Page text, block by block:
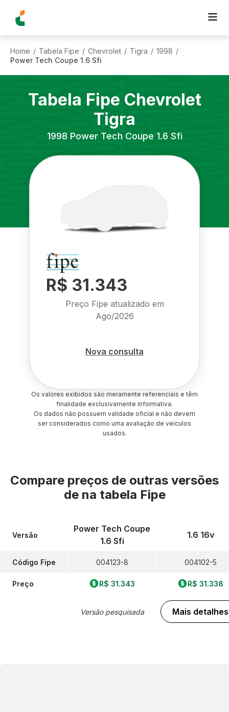
Home / Tabela Fipe / Chevrolet / Tigra / 1998 /
Power Tech Coupe 1.6 Sfi
Tabela Fipe Chevrolet
Tigra
1998 Power Tech Coupe 1.6 Sfi
R$ 31.343
Preço Fipe atualizado em
Ago/2026
Nova consulta
Os valores exibidos são meramente referenciais e têm
finalidade exclusivamente informativa.
Os dados não possuem validade oficial e não devem
ser considerados como uma avaliação de veículos
usados.
Compare preços de outras versões
de na tabela Fipe
Versão
Código Fipe
Preço
Power Tech Coupe
1.6 Sfi
004123-8
R$ 31.343
Versão pesquisada
1.6 16v
004102-5
R$ 31.338
Mais detalhes